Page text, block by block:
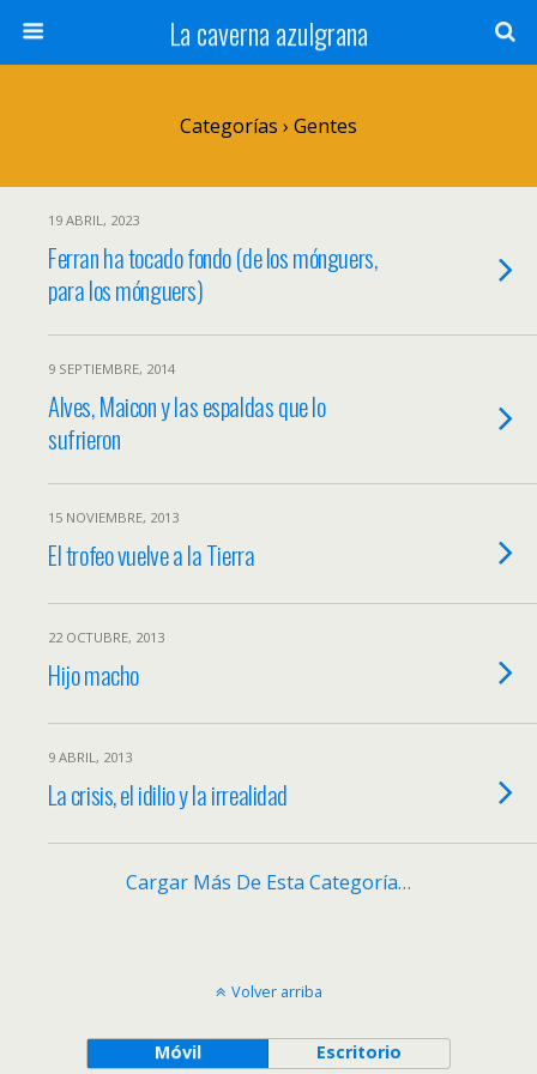
La caverna azulgrana
Categorías › Gentes
19 ABRIL, 2023
Ferran ha tocado fondo (de los mónguers,
para los mónguers)
9 SEPTIEMBRE, 2014
Alves, Maicon y las espaldas que lo
sufrieron
15 NOVIEMBRE, 2013
El trofeo vuelve a la Tierra
22 OCTUBRE, 2013
Hijo macho
9 ABRIL, 2013
La crisis, el idilio y la irrealidad
Cargar Más De Esta Categoría…
Volver arriba
Móvil Escritorio